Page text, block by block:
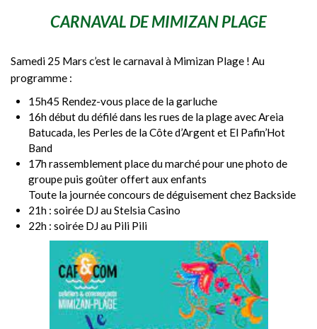
CARNAVAL DE MIMIZAN PLAGE
Samedi 25 Mars c’est le carnaval à Mimizan Plage ! Au
programme :
15h45 Rendez-vous place de la garluche
16h début du défilé dans les rues de la plage avec Areia
Batucada, les Perles de la Côte d’Argent et El Pafin’Hot
Band
17h rassemblement place du marché pour une photo de
groupe puis goûter offert aux enfants
Toute la journée concours de déguisement chez Backside
21h : soirée DJ au Stelsia Casino
22h : soirée DJ au Pili Pili